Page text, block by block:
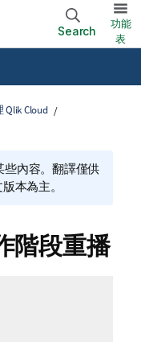
Search
功能
表
Qlik Cloud
些內容。翻譯僅供
本為主。
階段重播